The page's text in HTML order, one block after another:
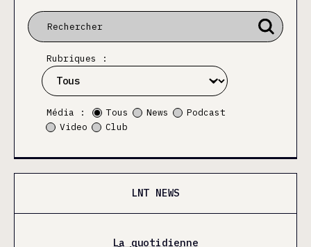
Rubriques :
Média : Tous News
Podcast
Video
Club
LNT NEWS
La quotidienne